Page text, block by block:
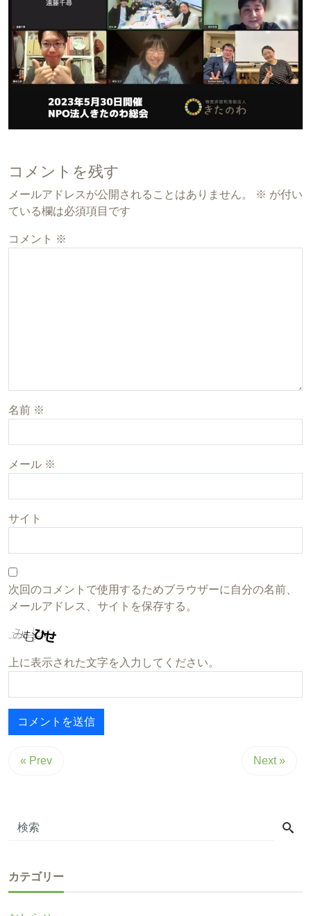
コメントを残す
メールアドレスが公開されることはありません。 ※ が付い
ている欄は必須項目です
コメント ※
名前 ※
メール ※
サイト
次回のコメントで使用するためブラウザーに自分の名前、
メールアドレス、サイトを保存する。
上に表示された文字を入力してください。
« Prev Next »
カテゴリー